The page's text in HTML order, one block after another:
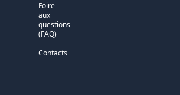
Foire
aux
questions
(FAQ)
Contacts